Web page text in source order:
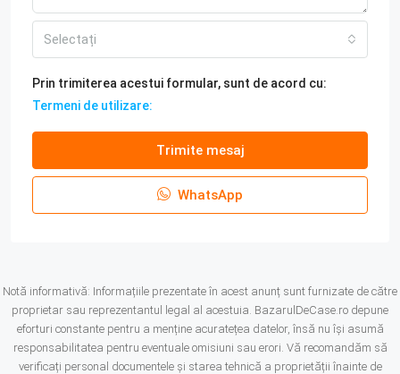
Selectați
Prin trimiterea acestui formular, sunt de acord cu:
Termeni de utilizare:
Trimite mesaj
WhatsApp
Notă informativă: Informațiile prezentate în acest anunț sunt furnizate de către
proprietar sau reprezentantul legal al acestuia. BazarulDeCase.ro depune
eforturi constante pentru a menține acuratețea datelor, însă nu își asumă
responsabilitatea pentru eventuale omisiuni sau erori. Vă recomandăm să
verificați personal documentele și starea tehnică a proprietății înainte de